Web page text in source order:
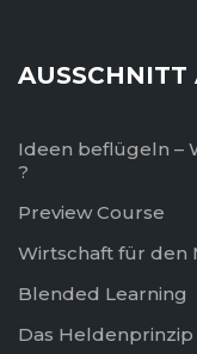
AUSSCHNITT
Ideen beflügeln –
?
Preview Course
Wirtschaft für den
Blended Learning
Das Heldenprinzip